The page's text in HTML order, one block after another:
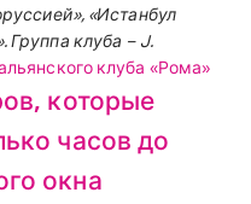
«Истанбул
Группа клуба – J.
клуба «Рома»
которые
часов до
окна